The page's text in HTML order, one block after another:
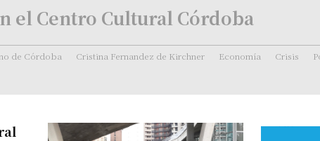
el Centro Cultural Córdoba
de Córdoba Cristina Fernandez de Kirchner Economía Crisis